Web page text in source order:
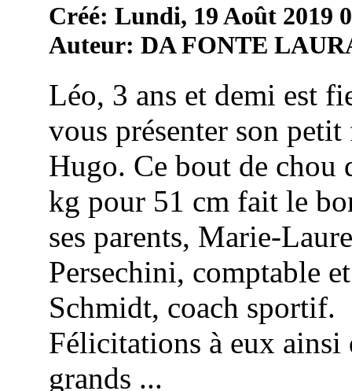
Créé: Lundi, 19 Août 2019
Auteur: DA FONTE
Léo, 3 ans et demi est
vous présenter son petit
Hugo. Ce bout de chou
kg pour 51 cm fait le
ses parents, Marie-
Persechini, comptable
Schmidt, coach sportif.
Félicitations à eux ainsi
grands ...